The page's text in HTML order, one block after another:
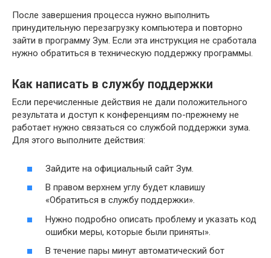
После завершения процесса нужно выполнить
принудительную перезагрузку компьютера и повторно
зайти в программу Зум. Если эта инструкция не сработала
нужно обратиться в техническую поддержку программы.
Как написать в службу поддержки
Если перечисленные действия не дали положительного
результата и доступ к конференциям по-прежнему не
работает нужно связаться со службой поддержки зума.
Для этого выполните действия:
Зайдите на официальный сайт Зум.
В правом верхнем углу будет клавишу
«Обратиться в службу поддержки».
Нужно подробно описать проблему и указать код
ошибки меры, которые были приняты».
В течение пары минут автоматический бот